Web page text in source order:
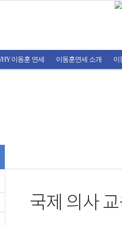
이동훈 연세 이동훈연세 소개 이
국제 의사